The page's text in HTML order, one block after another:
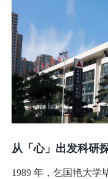
从「心」出发科研
1989 年，乞国艳大学